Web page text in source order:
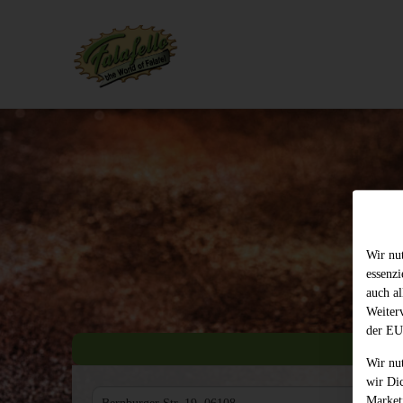
Wir
auch
der
Wir
wir